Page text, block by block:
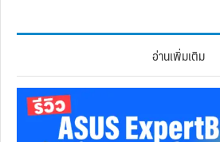
อ่านเพิ่มเติม